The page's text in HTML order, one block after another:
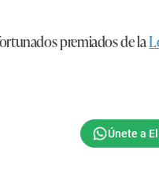
premiados de la